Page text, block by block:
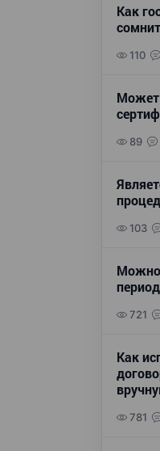
Как
110
Может
89
103
Можно
721
Как
781